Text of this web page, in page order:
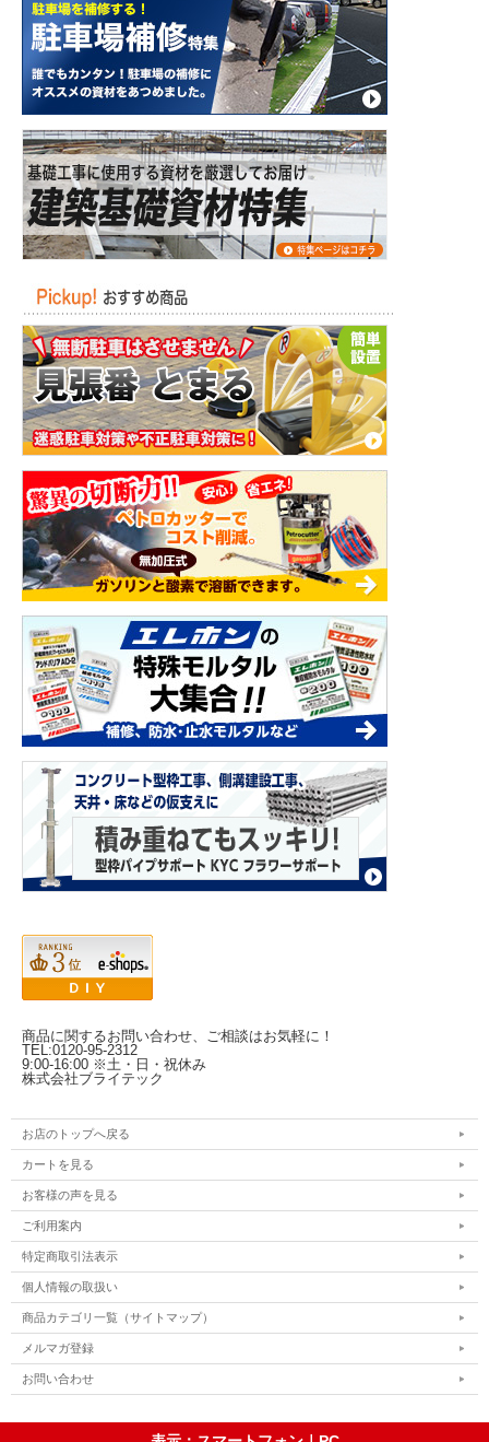
商品に関するお問い合わせ、ご相談はお気軽に！
TEL:0120-95-2312
9:00-16:00 ※土・日・祝休み
株式会社ブライテック
お店のトップへ戻る
カートを見る
お客様の声を見る
ご利用案内
特定商取引法表示
個人情報の取扱い
商品カテゴリ一覧（サイトマップ）
メルマガ登録
お問い合わせ